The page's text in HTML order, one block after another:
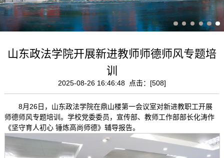
山东政法学院开展新进教师师德师风专题培
训
2025-08-26 16:46:48 点击：[508]
8月26日，山东政法学院在鼎山楼第一会议室对新进教职工开展
师德师风专题培训。学校党委委员，宣传部、教师工作部部长化涛作
《坚守育人初心 锤炼高尚师德》辅导报告。